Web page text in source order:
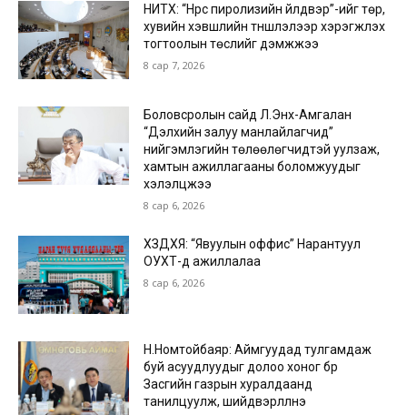
НИТХ: “Нүүрс пиролизийн үйлдвэр”-ийг төр,
хувийн хэвшлийн түншлэлээр хэрэгжүүлэх
тогтоолын төслийг дэмжжээ
8 сар 7, 2026
Боловсролын сайд Л.Энх-Амгалан
“Дэлхийн залуу манлайлагчид”
нийгэмлэгийн төлөөлөгчидтэй уулзаж,
хамтын ажиллагааны боломжуудыг
хэлэлцжээ
8 сар 6, 2026
ХЗДХЯ: “Явуулын оффис” Нарантуул
ОУХТ-д ажиллалаа
8 сар 6, 2026
Н.Номтойбаяр: Аймгуудад тулгамдаж
буй асуудлуудыг долоо хоног бүр
Засгийн газрын хуралдаанд
танилцуулж, шийдвэрлүүлнэ